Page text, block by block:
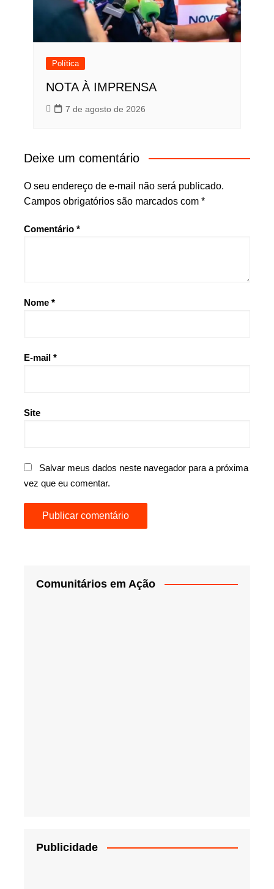
Política
NOTA À IMPRENSA
7 de agosto de 2026
Deixe um comentário
O seu endereço de e-mail não será publicado.
Campos obrigatórios são marcados com *
Comentário *
Nome *
E-mail *
Site
Salvar meus dados neste navegador para a próxima
vez que eu comentar.
Comunitários em Ação
Publicidade